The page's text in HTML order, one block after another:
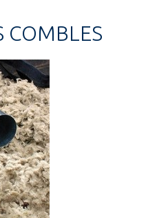
COMBLES